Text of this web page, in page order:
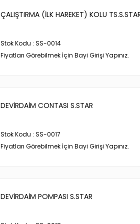
ÇALIŞTIRMA (İLK HAREKET) KOLU
Stok Kodu : SS-0014
Fiyatları Görebilmek İçin Bayi Girişi Yapınız.
DEVİRDAİM CONTASI S.STAR
Stok Kodu : SS-0017
Fiyatları Görebilmek İçin Bayi Girişi Yapınız.
DEVİRDAİM POMPASI S.STAR